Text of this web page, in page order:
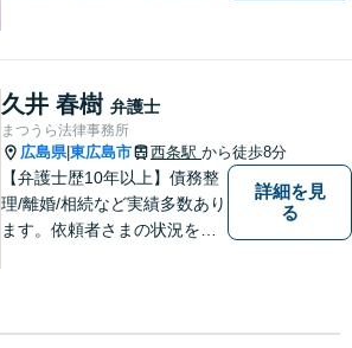
相続など、お一人で抱えず是
非ご相談にいらしてくださ
い。
久井 春樹 弁護士
まつうら法律事務所
広島県|東広島市 西条駅 から徒歩8分
【弁護士歴10年以上】債務整
理/離婚/相続など実績多数あり
ます。依頼者さまの状況を十
ります。【ＪＲ「西条駅」か
詳細を見
る